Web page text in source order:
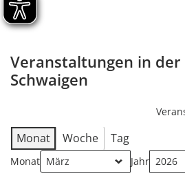
Veranstaltungen in der
Schwaigen
Monat Woche Tag
Monat Jahr